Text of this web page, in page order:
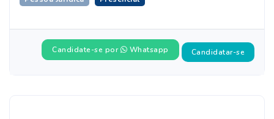
Candidate-se por Whatsapp Candidatar-se